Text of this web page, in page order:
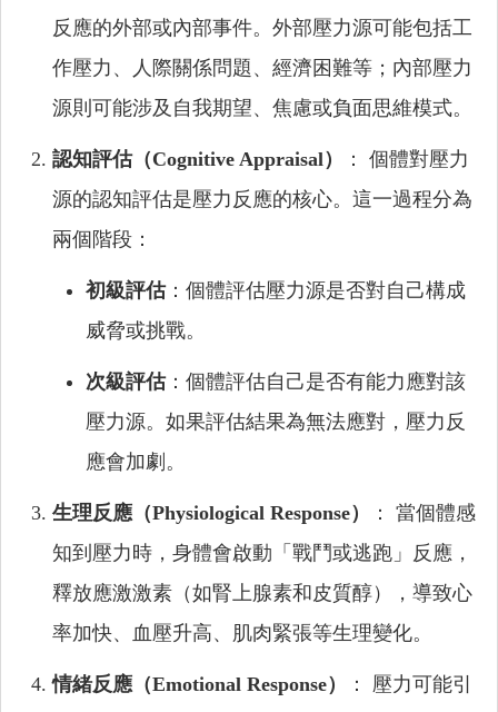
反應的外部或內部事件。外部壓力源可能包括工
作壓力、人際關係問題、經濟困難等；內部壓力
源則可能涉及自我期望、焦慮或負面思維模式。
認知評估（Cognitive Appraisal）
： 個體對壓力
源的認知評估是壓力反應的核心。這一過程分為
兩個階段：
初級評估：個體評估壓力源是否對自己構成
威脅或挑戰。
次級評估：個體評估自己是否有能力應對該
壓力源。如果評估結果為無法應對，壓力反
應會加劇。
生理反應（Physiological Response）
： 當個體感
知到壓力時，身體會啟動「戰鬥或逃跑」反應，
釋放應激激素（如腎上腺素和皮質醇），導致心
率加快、血壓升高、肌肉緊張等生理變化。
情緒反應（Emotional Response）
： 壓力可能引